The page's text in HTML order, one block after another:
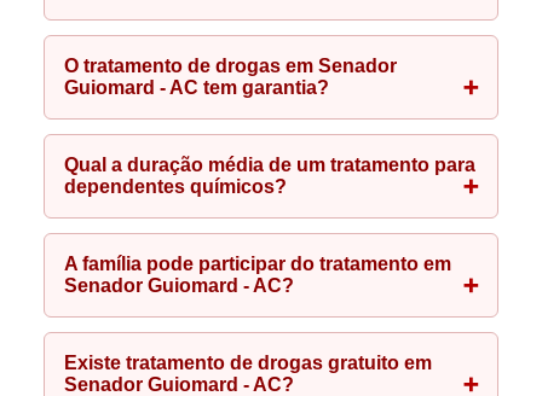
O tratamento de drogas em Senador
Guiomard - AC tem garantia?
Qual a duração média de um tratamento para
dependentes químicos?
A família pode participar do tratamento em
Senador Guiomard - AC?
Existe tratamento de drogas gratuito em
Senador Guiomard - AC?